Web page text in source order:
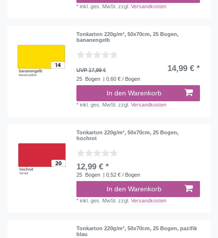
*inkl. ges. MwSt. zzgl.Versandkosten
Tonkarton 220g/m², 50x70cm, 25 Bogen,
bananengelb
UVP 17,99 € 14,99 € *
25 Bogen | 0,60 € / Bogen
In den Warenkorb
*inkl. ges. MwSt. zzgl.Versandkosten
Tonkarton 220g/m², 50x70cm, 25 Bogen,
hochrot
12,99 € *
25 Bogen | 0,52 € / Bogen
In den Warenkorb
*inkl. ges. MwSt. zzgl.Versandkosten
Tonkarton 220g/m², 50x70cm, 25 Bogen, pazifik
blau